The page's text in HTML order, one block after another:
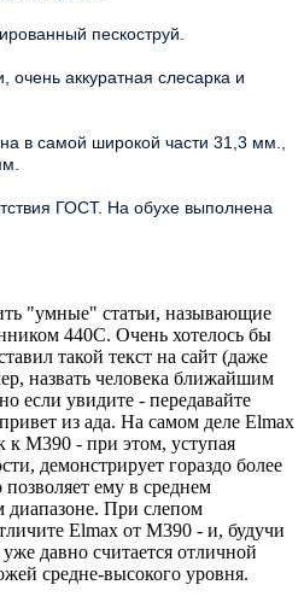
пескоструй.
очень аккуратная слесарка и
в самой широкой части 31,3 мм.,
ГОСТ. На обухе выполнена
"умные" статьи, называющие
440C. Очень хотелось бы
такой текст на сайт (даже
назвать человека ближайшим
если увидите - передавайте
из ада. На самом деле Elmax
к M390 - при этом, уступая
демонстрирует гораздо более
ему в среднем
диапазоне. При слепом
Elmax от М390 - и, будучи
давно считается отличной
средне-высокого уровня.